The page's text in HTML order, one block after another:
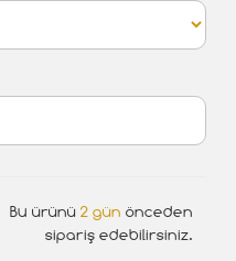
Bu ürünü 2 gün önceden
sipariş edebilirsiniz.